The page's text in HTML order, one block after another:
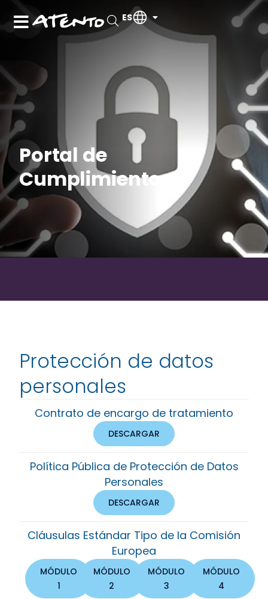
ES
Portal de
Cumplimiento
Protección de datos
personales
Contrato de encargo de tratamiento
DESCARGAR
Política Pública de Protección de Datos
Personales
DESCARGAR
Cláusulas Estándar Tipo de la Comisión
Europea
MÓDULO
1
MÓDULO
2
MÓDULO
3
MÓDULO
4